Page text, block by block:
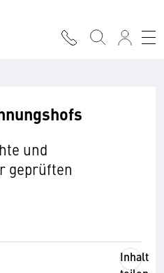
und
geprüften
Inhalt